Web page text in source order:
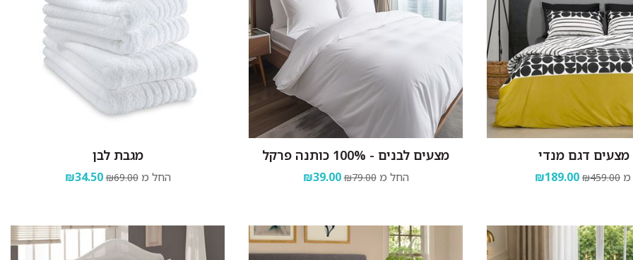
דגם מנדי
מ ₪459.00
₪189.00
מצעים לבנים - 100% כותנה פרקל
החל מ ₪79.00
₪39.00
מגבת לבן
החל מ ₪69.00
₪34.50